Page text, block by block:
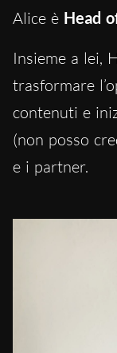
Alice è Head
Insieme a lei,
trasformare
contenuti e
(non posso
e i partner.